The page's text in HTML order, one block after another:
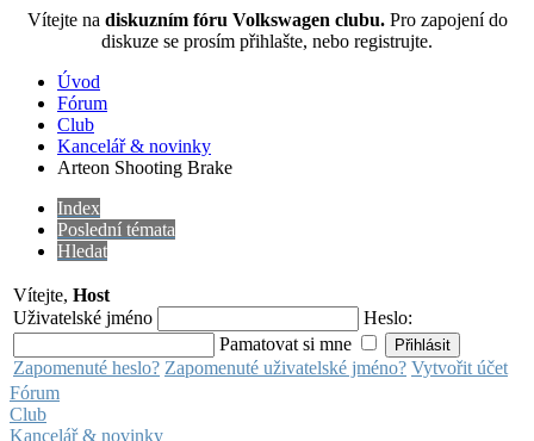
Vítejte na diskuzním fóru Volkswagen clubu. Pro zapojení do
diskuze se prosím přihlašte, nebo registrujte.
Úvod
Fórum
Club
Kancelář & novinky
Arteon Shooting Brake
Index
Poslední témata
Hledat
Vítejte, Host
Uživatelské jméno
Heslo:
Pamatovat si mne
Zapomenuté heslo? Zapomenuté uživatelské jméno? Vytvořit účet
Fórum
Club
Kancelář & novinky